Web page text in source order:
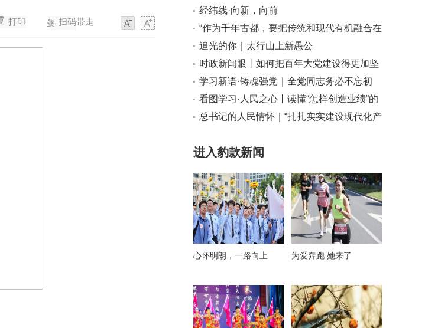
大
扫码带走
打印
经纬线·向新，向前
“作为千年古都，要把传统和现代有机融合在
一起”
追光的你｜太行山上新愚公
时政新闻眼丨如何把百年大党建设得更加坚
强有力？总书记这样部署
学习新语·铸魂强党｜全党同志务必不忘初
心、牢记使命
看图学习·人民之心丨读懂“怎样创造业绩”的
实干路径
总书记的人民情怀｜“扎扎实实建设现代化产
进入豹款新闻
心怀明朗，一路向上 为爱奔跑 她来了